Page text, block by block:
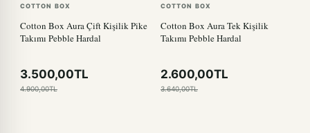
COTTON BOX
Cotton Box Aura Çift Kişilik Pike
Takımı Pebble Hardal
3.500,00TL
4.900,00TL
COTTON BOX
Cotton Box Aura Tek Kişilik
Takımı Pebble Hardal
2.600,00TL
3.640,00TL